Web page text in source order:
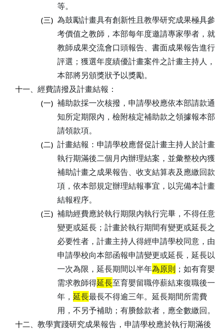
等。
(三) 為鼓勵計畫具有創新性且教學研究成果極具參
考價值之教師，本部每年度邀請專家學者，就
教師成果交流會口頭報告、書面成果報告進行
評選；獲選年度績優計畫案件之計畫主持人，
本部將另頒獎狀予以獎勵。
十一、 經費請撥及計畫結報：
(一) 補助款採一次核撥，申請學校應依本部請款通
知所定期限內，檢附核定補助款之領據報本部
請領款項。
(二) 計畫結報：申請學校應督促計畫主持人於計畫
執行期滿後二個月內辦理結案，並彙整校內獲
補助計畫之成果報告、收支結算表及應繳回款
項，依本部規定辦理結報事宜，以完備本計畫
結報程序。
(三) 補助經費應於執行期限內執行完畢，不得任意
變更或延長；計畫於執行期間有變更或延長之
必要性者，計畫主持人得經申請學校同意，由
申請學校向本部函報申請變更或延長，延長以
一次為限，延長期間以半年為原則 ；如有育嬰
需求教師得延長至育嬰留職停薪結束復職後一
年， 延長最長不得逾三年。延長期間所需費
用，不另予補助；有賸餘款者，應全數繳回。
十二、 教學實踐研究成果報告，申請學校應於執行期滿後